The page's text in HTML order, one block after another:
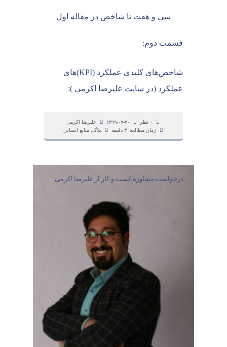
سی و هفت تا شاخص در مقاله اول
قسمت دوم:
شاخص‌های کلیدی عملکرد (KPI)های
عملکرد (در سایت علیرضا اکرمی ):
علیرضا اکرمی ۱۳۹۹-۰۷-۲۰
۰ نظر
بلاگ ,منابع انسانی زمان مطالعه: ۳ دقیقه
درخواست مشاوره کسب و کار از علیرضا اکرمی
همین حالا با مشاوره علیرضا اکرمی
کسب و کار خود را بسازید...
باهم بسازیم